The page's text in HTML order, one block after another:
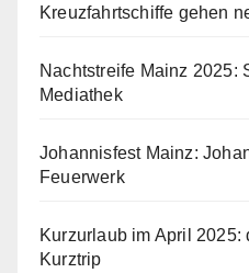
Kreuzfahrtschiffe gehen
Nachtstreife Mainz 2025:
Mediathek
Johannisfest Mainz:
Feuerwerk
Kurzurlaub im April 2025:
Kurztrip